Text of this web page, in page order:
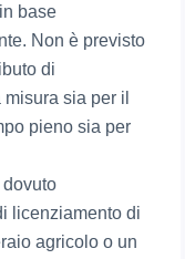
base
Non è previsto
di
sia per il
pieno sia per
licenziamento di
agricolo o un